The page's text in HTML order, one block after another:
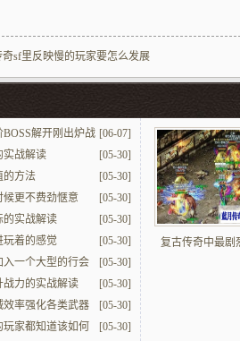
sf里反映慢的玩家要怎么发展
[06-07]
解开刚出炉战
[05-30]
实战解读
[05-30]
的方法
[05-30]
候更不费劲惬意
[05-30]
的实战解读
[05-30]
玩着的感觉
[05-30]
一个大型的行会
[05-30]
战力的实战解读
[05-30]
效率强化各类武器
[05-30]
家都知道该如何
复古传奇中最剧